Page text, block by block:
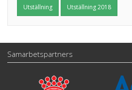
Utställning Utställning 2018
Samarbetspartners